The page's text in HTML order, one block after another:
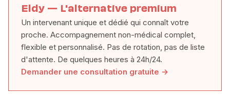
Eldy — L'alternative premium
Un intervenant unique et dédié qui connaît votre
proche. Accompagnement non-médical complet,
flexible et personnalisé. Pas de rotation, pas de liste
d'attente. De quelques heures à 24h/24.
Demander une consultation gratuite →